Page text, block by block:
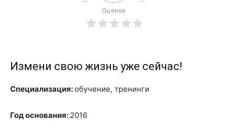
Оценка
Измени свою жизнь уже сейчас!
Специализация:обучение, тренинги
Год основания: 2016